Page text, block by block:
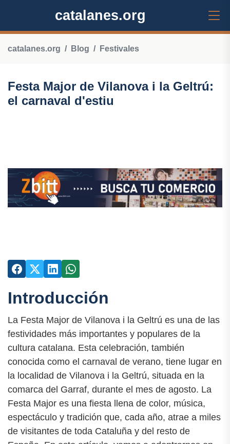
catalanes.org
catalanes.org Blog Festivales
Festa Major de Vilanova i la Geltrú:
el carnaval d'estiu
Introducción
La Festa Major de Vilanova i la Geltrú es una de las
festividades más importantes y populares de la
cultura catalana. Esta celebración, también
conocida como el carnaval de verano, tiene lugar en
la localidad de Vilanova i la Geltrú, situada en la
comarca del Garraf, durante el mes de agosto. La
Festa Major es una fiesta llena de color, música,
espectáculo y tradición que, cada año, atrae a miles
de visitantes de toda Cataluña y del resto de